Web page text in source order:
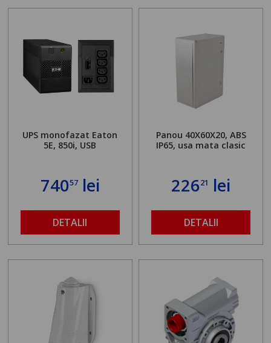
UPS monofazat Eaton
5E, 850i, USB
74057lei
DETALII
Panou 40X60X20, ABS
IP65, usa mata clasic
22621 lei
DETALII